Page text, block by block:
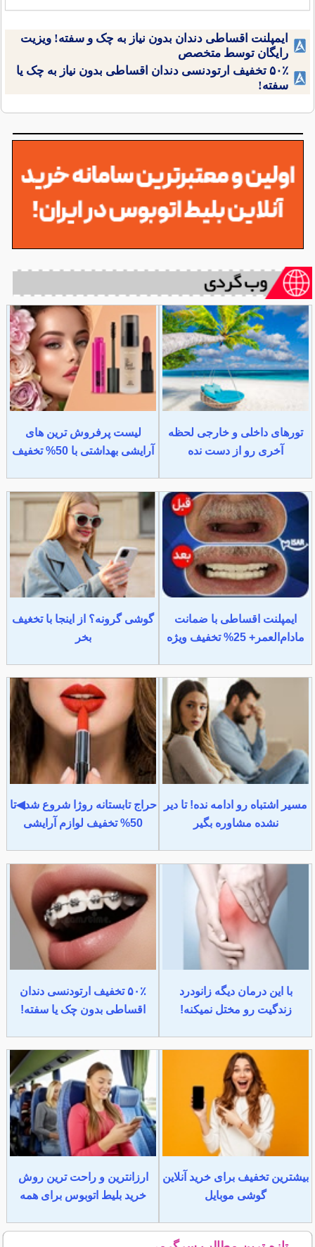
ایمپلنت اقساطی دندان بدون نیاز به چک و سفته! ویزیت
رایگان توسط متخصص
۵۰٪ تخفیف ارتودنسی دندان اقساطی بدون نیاز به چک یا
سفته!
تورهای داخلی و خارجی لحظه
آخری رو از دست نده
لیست پرفروش ترین های
آرایشی بهداشتی با 50% تخفیف
ایمپلنت اقساطی با ضمانت
مادام‌العمر+ 25% تخفیف ویژه
گوشی گرونه؟ از اینجا با تخغیف
بخر
مسیر اشتباه رو ادامه نده! تا دیر
نشده مشاوره بگیر
حراج تابستانه روژا شروع شد◀تا
50% تخفیف لوازم آرایشی
با این درمان دیگه زانودرد
زندگیت رو مختل نمیکنه!
۵۰٪ تخفیف ارتودنسی دندان
اقساطی بدون چک یا سفته!
بیشترین تخفیف برای خرید آنلاین
گوشی موبایل
ارزانترین و راحت ترین روش
خرید بلیط اتوبوس برای همه